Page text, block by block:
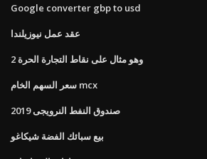
Google converter gbp to usd
عقد عمل نيوزيلندا
وهو مثال على نقاط التجارة الحرة 2
سعر السهم الخام mcx
صندوق النفط النرويجى 2019
بيع سبائك الفضة شيكاغو